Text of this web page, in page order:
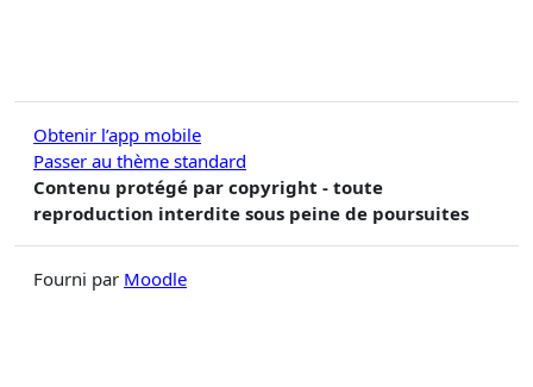
Obtenir l’app mobile
Passer au thème standard
Contenu protégé par copyright - toute
reproduction interdite sous peine de poursuites
Fourni par Moodle